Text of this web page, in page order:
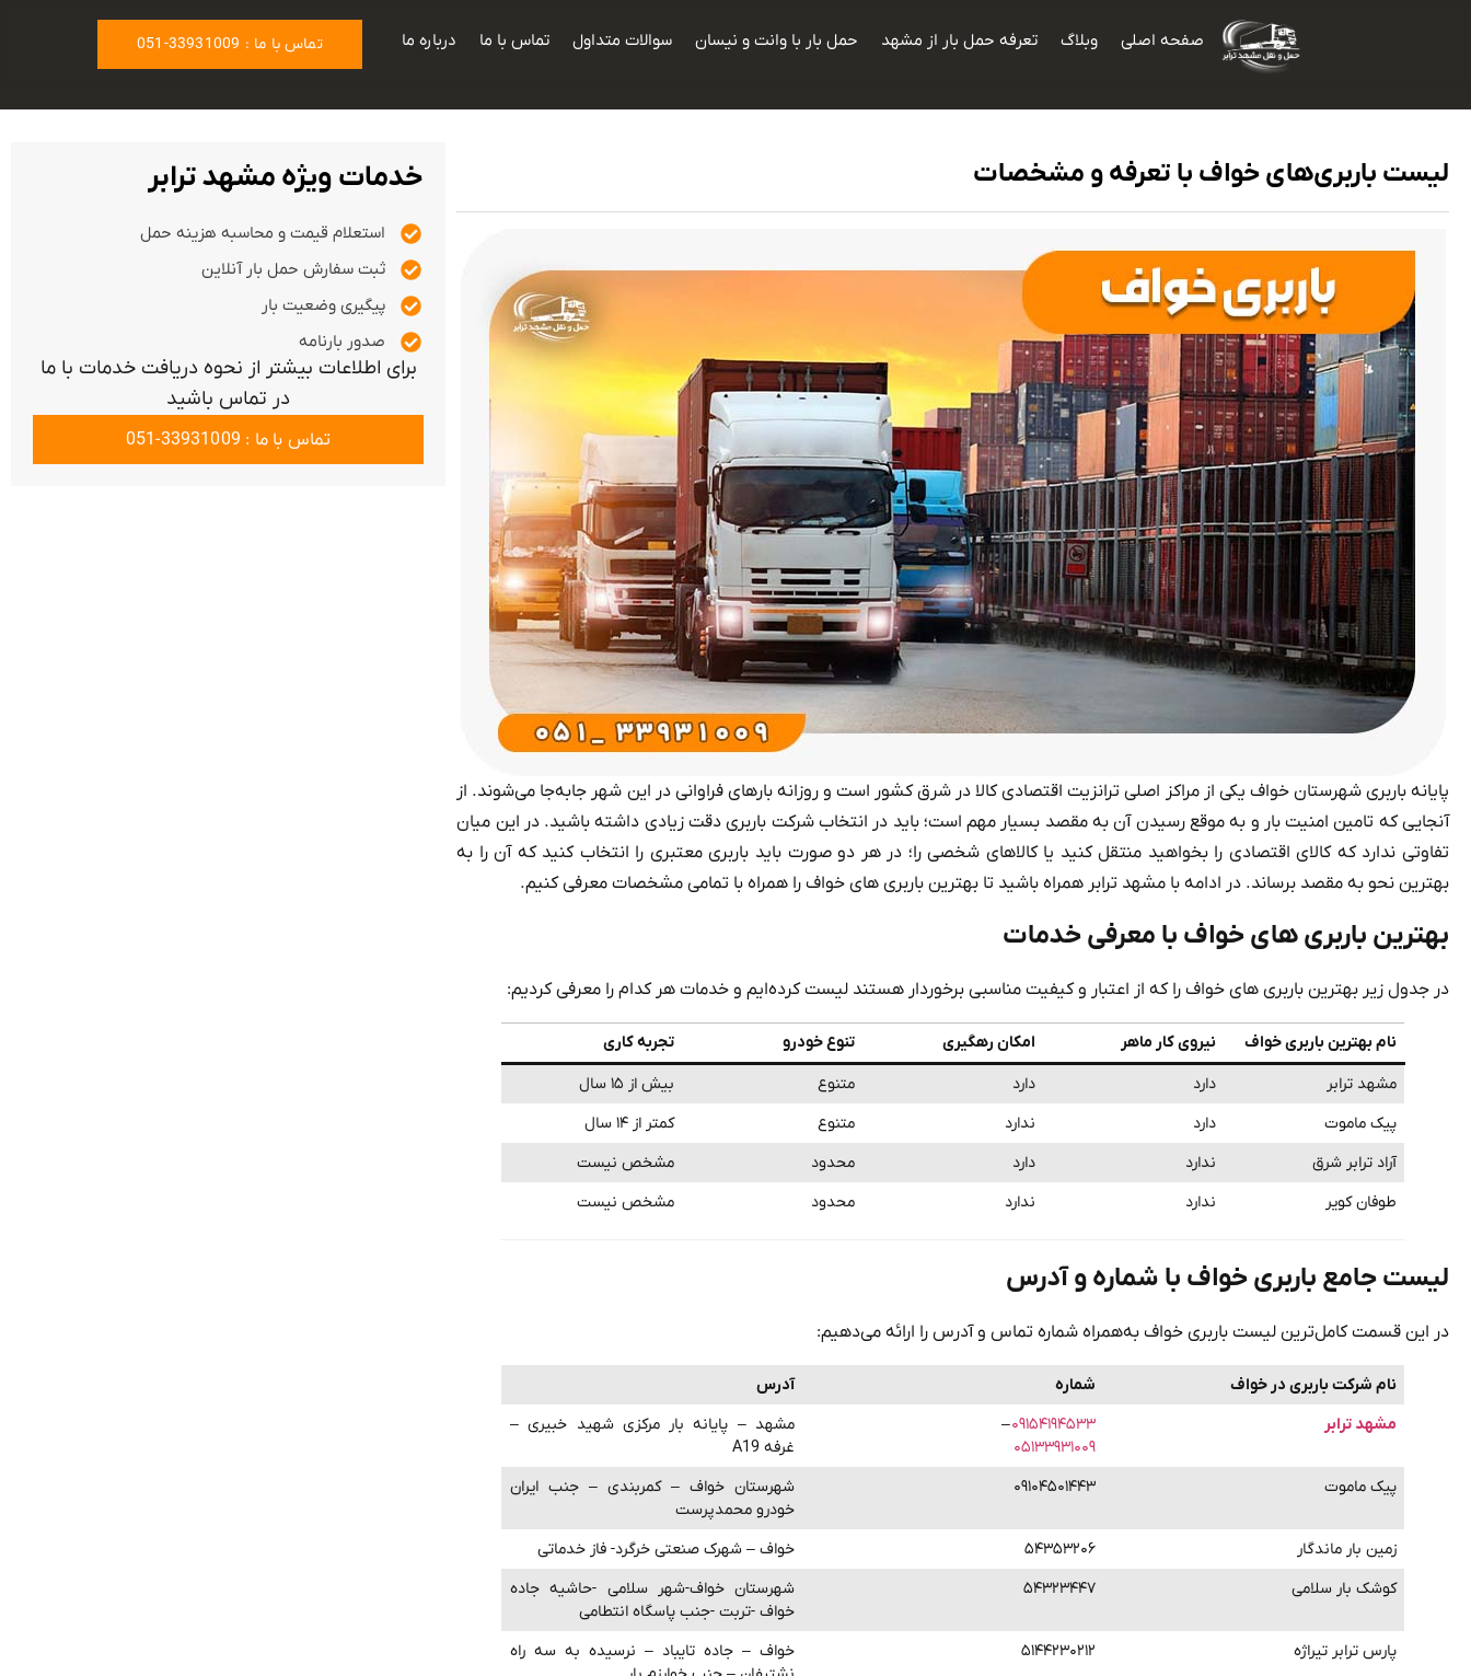
صفحه اصلی وبلاگ تعرفه حمل بار از مشهد حمل بار با وانت و نیسان سوالات متداول تماس با ما درباره ما تماس با ما : 33931009-051
لیست باربری‌های خواف با تعرفه و مشخصات
پایانه باربری شهرستان خواف یکی از مراکز اصلی ترانزیت اقتصادی کالا در شرق کشور است و روزانه بارهای فراوانی در این شهر جا‌به‌جا می‌شوند. از
آنجایی که تامین امنیت بار و به موقع رسیدن آن به مقصد بسیار مهم است؛ باید در انتخاب شرکت باربری دقت زیادی داشته باشید. در این میان
تفاوتی ندارد که کالای اقتصادی را بخواهید منتقل کنید یا کالاهای شخصی را؛ در هر دو صورت باید باربری معتبری را انتخاب کنید که آن را به
بهترین نحو به مقصد برساند. در ادامه با مشهد ترابر همراه باشید تا بهترین باربری های خواف را همراه با تمامی مشخصات معرفی کنیم.
بهترین باربری های خواف با معرفی خدمات
در جدول زیر بهترین باربری های خواف را که از اعتبار و کیفیت مناسبی برخوردار هستند لیست کرده‌ایم و خدمات هر کدام را معرفی کردیم:
نام بهترین باربری خواف نیروی کار ماهر امکان رهگیری تنوع خودرو
تجربه کاری
مشهد ترابر
دارد دارد متنوع
بیش از ۱۵ سال
پیک ماموت
دارد ندارد متنوع
کمتر از ۱۴ سال
آراد ترابر شرق
ندارد دارد محدود
مشخص نیست
طوفان کویر
ندارد ندارد محدود مشخص نیست
لیست جامع باربری خواف با شماره و آدرس
در این قسمت کامل‌ترین لیست باربری خواف به‌همراه شماره تماس و آدرس را ارائه می‌دهیم:
نام شرکت باربری در خواف شماره
آدرس
مشهد ترابر
۰۹۱۵۴۱۹۴۵۳۳–
۰۵۱۳۳۹۳۱۰۰۹
مشهد – پایانه بار مرکزی شهید خبیری –
غرفه A19
پیک ماموت
۰۹۱۰۴۵۰۱۴۴۳
شهرستان خواف – کمربندی – جنب ایران
خودرو محمدپرست
زمین بار ماندگار
۵۴۳۵۳۲۰۶
خواف – شهرک صنعتی خرگرد- فاز خدماتی
کوشک بار سلامی
۵۴۳۲۳۴۴۷
شهرستان خواف-شهر سلامی -حاشیه جاده
خواف -تربت -جنب پاسگاه انتطامی
پارس ترابر تیراژه
۵۱۴۴۲۳۰۲۱۲
خواف – جاده تایباد – نرسیده به سه راه
خدمات ویژه مشهد ترابر
استعلام قیمت و محاسبه هزینه حمل
ثبت سفارش حمل بار آنلاین
پیگیری وضعیت بار
صدور بارنامه
برای اطلاعات بیشتر از نحوه دریافت خدمات با ما
در تماس باشید
تماس با ما : 33931009-051